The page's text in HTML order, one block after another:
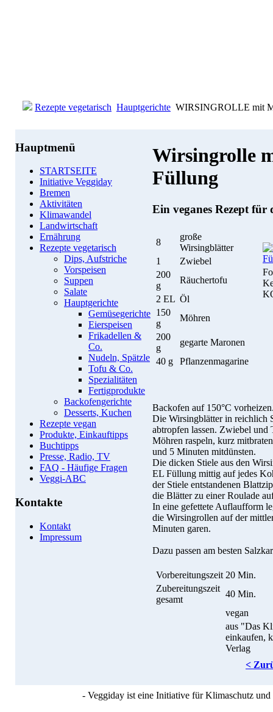
Rezepte vegetarisch Hauptgerichte WIRSINGROLLE mit
Hauptmenü
STARTSEITE
Initiative Veggiday
Bremen
Aktivitäten
Klimawandel
Landwirtschaft
Ernährung
Rezepte vegetarisch
Dips, Aufstriche
Vorspeisen
Suppen
Salate
Hauptgerichte
Gemüsegerichte
Eierspeisen
Frikadellen &
Co.
Nudeln, Spätzle
Tofu & Co.
Spezialitäten
Fertigprodukte
Backofengerichte
Desserts, Kuchen
Rezepte vegan
Produkte, Einkauftipps
Buchtipps
Presse, Radio, TV
FAQ - Häufige Fragen
Veggi-ABC
Kontakte
Kontakt
Impressum
Wirsingrolle
Füllung
Ein veganes Rezept für
8
große
Wirsingblätter
1
Zwiebel
200
g
Räuchertofu
2 EL Öl
150
g
Möhren
200
g
gegarte Maronen
40 g
Pflanzenmagarine
Backofen auf 150°C
Die Wirsingblätter in reichlich
abtropfen lassen. Zwiebel
Möhren raspeln, kurz
und 5 Minuten mitdünsten.
Die dicken Stiele aus den
EL Füllung mittig auf jedes
der Stiele entstandenen
die Blätter zu einer Roulade
In eine gefettete Auflaufform
die Wirsingrollen auf der
Minuten garen.
Dazu passen am besten
Vorbereitungszeit 20 Min.
Zubereitungszeit
gesamt
40 Min.
vegan
aus "Das
einkaufen,
Verlag
<
- Veggiday ist eine Initiative für Klimaschutz